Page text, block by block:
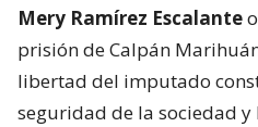
Mery Ramírez Escalante
prisión de Calpán
libertad del imputado
seguridad de la sociedad